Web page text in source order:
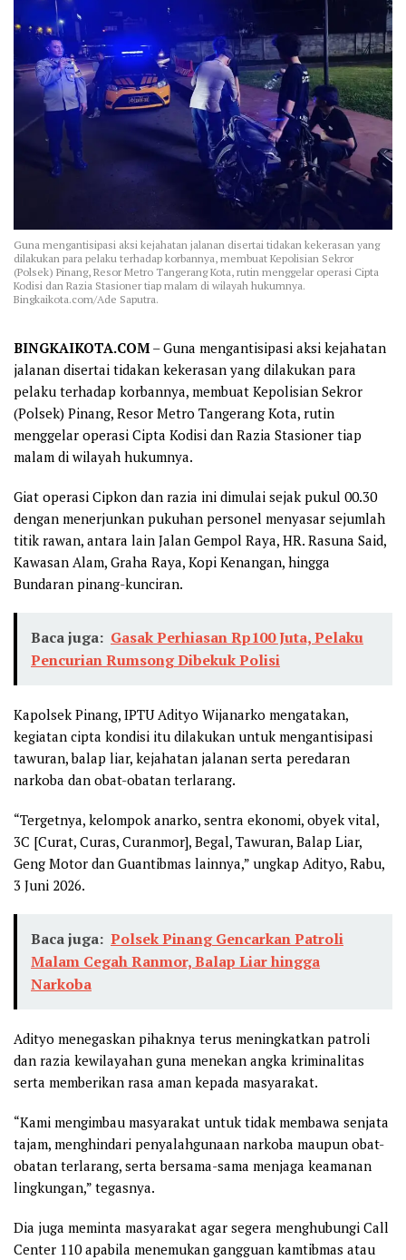
Guna mengantisipasi aksi kejahatan jalanan disertai tidakan kekerasan yang
dilakukan para pelaku terhadap korbannya, membuat Kepolisian Sekror
(Polsek) Pinang, Resor Metro Tangerang Kota, rutin menggelar operasi Cipta
Kodisi dan Razia Stasioner tiap malam di wilayah hukumnya.
Bingkaikota.com/Ade Saputra.
BINGKAIKOTA.COM – Guna mengantisipasi aksi kejahatan
jalanan disertai tidakan kekerasan yang dilakukan para
pelaku terhadap korbannya, membuat Kepolisian Sekror
(Polsek) Pinang, Resor Metro Tangerang Kota, rutin
menggelar operasi Cipta Kodisi dan Razia Stasioner tiap
malam di wilayah hukumnya.
Giat operasi Cipkon dan razia ini dimulai sejak pukul 00.30
dengan menerjunkan pukuhan personel menyasar sejumlah
titik rawan, antara lain Jalan Gempol Raya, HR. Rasuna Said,
Kawasan Alam, Graha Raya, Kopi Kenangan, hingga
Bundaran pinang-kunciran.
Baca juga: Gasak Perhiasan Rp100 Juta, Pelaku
Pencurian Rumsong Dibekuk Polisi
Kapolsek Pinang, IPTU Adityo Wijanarko mengatakan,
kegiatan cipta kondisi itu dilakukan untuk mengantisipasi
tawuran, balap liar, kejahatan jalanan serta peredaran
narkoba dan obat-obatan terlarang.
“Tergetnya, kelompok anarko, sentra ekonomi, obyek vital,
3C [Curat, Curas, Curanmor], Begal, Tawuran, Balap Liar,
Geng Motor dan Guantibmas lainnya,” ungkap Adityo, Rabu,
3 Juni 2026.
Baca juga: Polsek Pinang Gencarkan Patroli
Malam Cegah Ranmor, Balap Liar hingga
Narkoba
Adityo menegaskan pihaknya terus meningkatkan patroli
dan razia kewilayahan guna menekan angka kriminalitas
serta memberikan rasa aman kepada masyarakat.
“Kami mengimbau masyarakat untuk tidak membawa senjata
tajam, menghindari penyalahgunaan narkoba maupun obat-
obatan terlarang, serta bersama-sama menjaga keamanan
lingkungan,” tegasnya.
Dia juga meminta masyarakat agar segera menghubungi Call
Center 110 apabila menemukan gangguan kamtibmas atau